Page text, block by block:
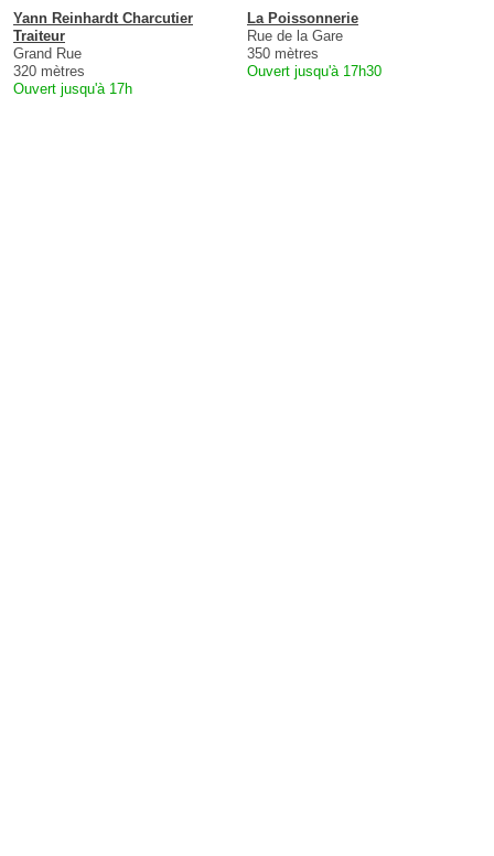
Yann Reinhardt Charcutier
Traiteur
Grand Rue
320 mètres
Ouvert jusqu'à 17h
La Poissonnerie
Rue de la Gare
350 mètres
Ouvert jusqu'à 17h30